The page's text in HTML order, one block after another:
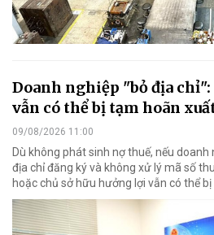
Doanh nghiệp "bỏ địa
vẫn có thể bị tạm hoãn
09/08/2026 11:00
Dù không phát sinh nợ thuế, nếu
địa chỉ đăng ký và không xử lý mã số
hoặc chủ sở hữu hưởng lợi vẫn có thể